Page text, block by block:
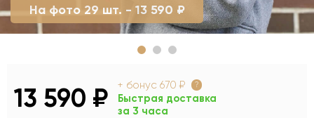
На фото 29 шт. - 13 590 ₽
13 590 ₽ + бонус 670 ₽ ?
Быстрая доставка
за 3 часа